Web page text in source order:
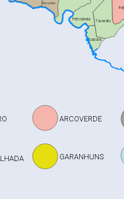
ARCOVERDE
GARANHUNS
Petrolândia
Jatobá
Tacaratu
Itacuruba